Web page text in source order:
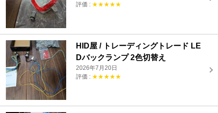
評価 : ★★★★★
HID屋 / トレーディングトレード LE
Dバックランプ 2色切替え
2026年7月20日
評価 : ★★★★★